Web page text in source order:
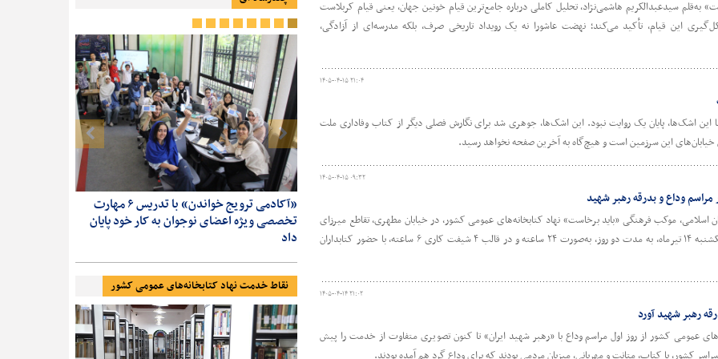
سیدعبدالکریم هاشمی‌نژاد، تحلیل کاملی درباره جامع‌ترین قیام خونین جهان، یعنی قیام کربلاست
این قیام، تأکید می‌کند؛ نهضت عاشورا نه یک رویداد تاریخی صرف، بلکه مدرسه‌ای از آزادگی،
۱۴۰۵-۰۴-۱۵ ۲۱:۰۴
این اشک‌ها، پایان یک روایت نبود. این اشک‌ها، جوهری شد برای نگارش فصلی دیگر از کتاب وفاداری ملت
خیابان‌های این سرزمین است و هیچ‌گاه به آخرین صفحه نخواهد رسید.
۱۴۰۵-۰۴-۱۵ ۰۹:۳۲
وداع و بدرقه رهبر شهید
اسلامی، موکب فرهنگی «باید برخاست» نهاد کتابخانه‌های عمومی کشور، در خیابان مطهری، تقاطع میرزای
شیرازی، از بامداد شنبه ۱۳ تیرماه تا شامگاه یکشنبه ۱۴ تیرماه، به مدت دو روز، به‌صورت ۲۴ ساعته و در قالب ۴ شیفت کاری ۶ ساعته، با حضور کتابداران
۱۴۰۵-۰۴-۱۴ ۲۱:۰۲
رهبر شهید آورد
عمومی کشور از روز اول مراسم وداع با «رهبر شهید ایران» تا کنون تصویری متفاوت از خدمت را پیش
مارکتینگ تا گرافیک در
«آکادمی ترویج خواندن»
دبیرکل نهاد کتابخانه‌های عمومی کشور
«آکادمی ترویج خواندن» با تدریس ۶ مهارت
تخصصی ویژه اعضای نوجوان به کار خود پایان
داد
نقاط خدمت نهاد کتابخانه‌های عمومی کشور